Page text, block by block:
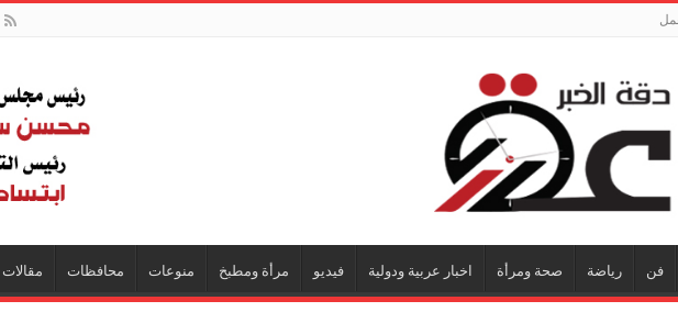
فن رياضة صحة ومرأة اخبار عربية ودولية فيديو مرأة ومطبخ منوعات محافظات مقالات